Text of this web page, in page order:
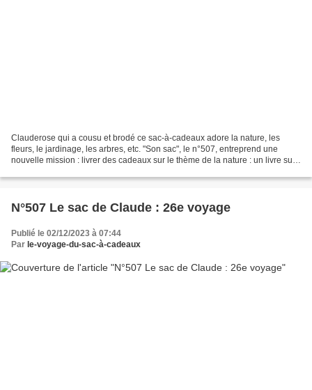
Clauderose qui a cousu et brodé ce sac-à-cadeaux adore la nature, les
fleurs, le jardinage, les arbres, etc. "Son sac", le n°507, entreprend une
nouvelle mission : livrer des cadeaux sur le thème de la nature : un livre sur
N°507 Le sac de Claude : 26e voyage
Publié le 02/12/2023 à 07:44
Par le-voyage-du-sac-à-cadeaux